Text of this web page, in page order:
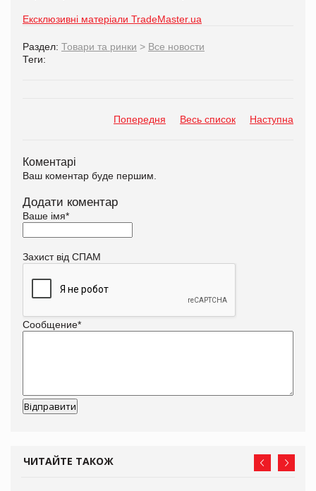
Ексклюзивні матеріали TradeMaster.ua
Раздел: Товари та ринки > Все новости
Теги:
Попередня Весь список Наступна
Коментарі
Ваш коментар буде першим.
Додати коментар
Ваше імя*
Захист від СПАМ
Сообщение*
ЧИТАЙТЕ ТАКОЖ